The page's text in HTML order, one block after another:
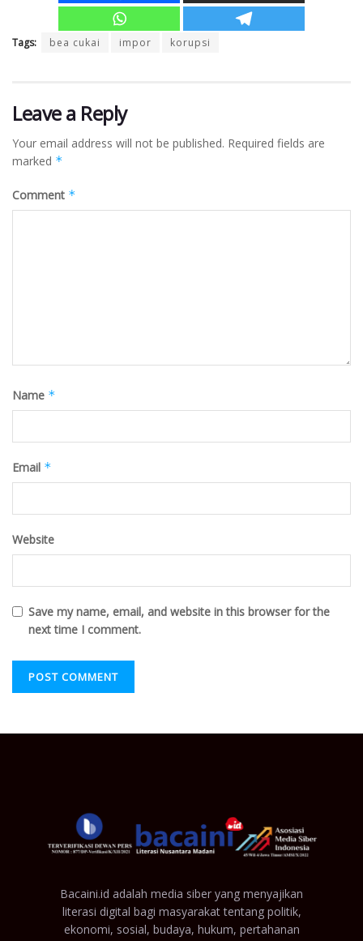
Tags: bea cukai impor korupsi
Leave a Reply
Your email address will not be published. Required fields are
marked *
Comment *
Name *
Email *
Website
Save my name, email, and website in this browser for the
next time I comment.
Bacaini.id adalah media siber yang menyajikan
literasi digital bagi masyarakat tentang politik,
ekonomi, sosial, budaya, hukum, pertahanan